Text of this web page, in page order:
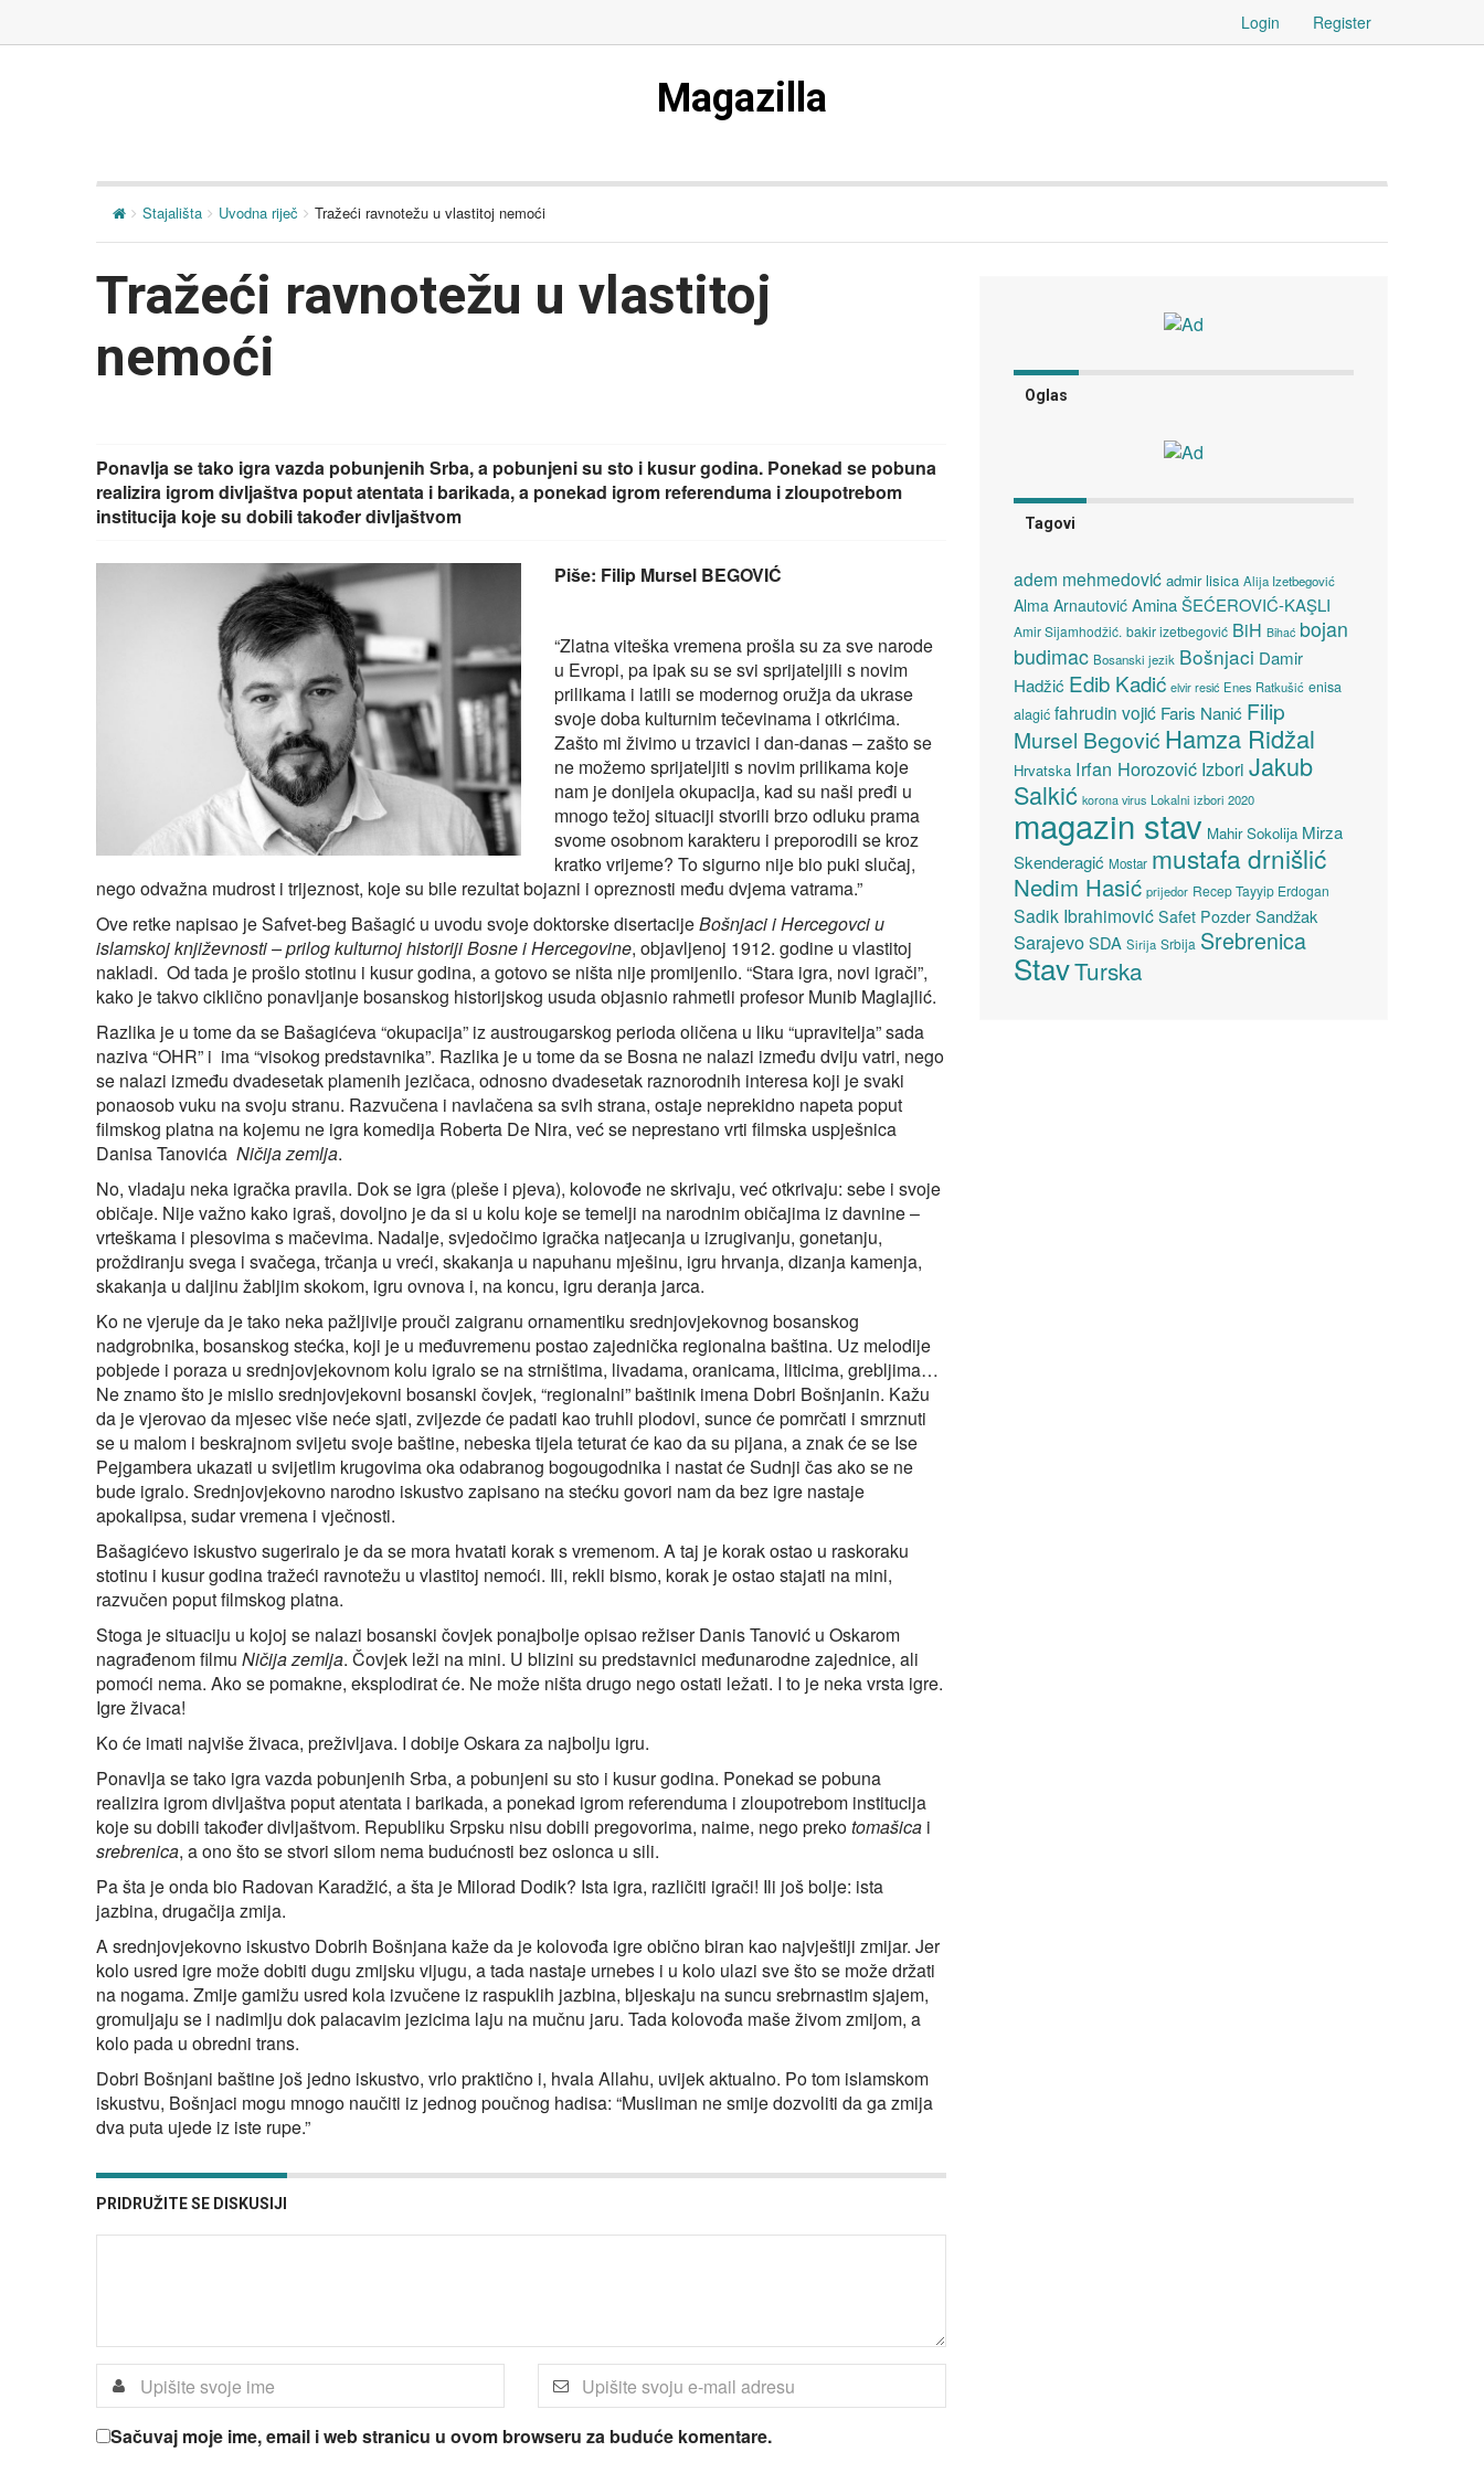
Login Register
Magazilla
Stajališta Uvodna riječ Tražeći ravnotežu u vlastitoj nemoći
Tražeći ravnotežu u vlastitoj
nemoći
Ponavlja se tako igra vazda pobunjenih Srba, a pobunjeni su sto i kusur godina. Ponekad se pobuna
realizira igrom divljaštva poput atentata i barikada, a ponekad igrom referenduma i zloupotrebom
institucija koje su dobili također divljaštvom
Piše: Filip Mursel BEGOVIĆ
“Zlatna viteška vremena prošla su za sve narode
u Evropi, pa ipak su se svi sprijateljili s novim
prilikama i latili se modernog oružja da ukrase
svoje doba kulturnim tečevinama i otkrićima.
Zašto mi živimo u trzavici i dan-danas – zašto se
ne možemo sprijateljiti s novim prilikama koje
nam je donijela okupacija, kad su naši pređi u
mnogo težoj situaciji stvorili brzo odluku prama
svome osobnom karakteru i preporodili se kroz
kratko vrijeme? To sigurno nije bio puki slučaj,
nego odvažna mudrost i trijeznost, koje su bile rezultat bojazni i opreznosti među dvjema vatrama.”
Ove retke napisao je Safvet-beg Bašagić u uvodu svoje doktorske disertacijeBošnjaci i Hercegovci u
islamskoj književnosti – prilog kulturnoj historiji Bosne i Hercegovine, objavljenoj 1912. godine u vlastitoj
nakladi. Od tada je prošlo stotinu i kusur godina, a gotovo se ništa nije promijenilo. “Stara igra, novi igrači”,
kako je takvo ciklično ponavljanje bosanskog historijskog usuda objasnio rahmetli profesor Munib Maglajlić.
Razlika je u tome da se Bašagićeva “okupacija” iz austrougarskog perioda oličena u liku “upravitelja” sada
naziva “OHR” i ima “visokog predstavnika”. Razlika je u tome da se Bosna ne nalazi između dviju vatri, nego
se nalazi između dvadesetak plamenih jezičaca, odnosno dvadesetak raznorodnih interesa koji je svaki
ponaosob vuku na svoju stranu. Razvučena i navlačena sa svih strana, ostaje neprekidno napeta poput
filmskog platna na kojemu ne igra komedija Roberta De Nira, već se neprestano vrti filmska uspješnica
Danisa Tanovića Ničija zemlja.
No, vladaju neka igračka pravila. Dok se igra (pleše i pjeva), kolovođe ne skrivaju, već otkrivaju: sebe i svoje
običaje. Nije važno kako igraš, dovoljno je da si u kolu koje se temelji na narodnim običajima iz davnine –
vrteškama i plesovima s mačevima. Nadalje, svjedočimo igračka natjecanja u izrugivanju, gonetanju,
proždiranju svega i svačega, trčanja u vreći, skakanja u napuhanu mješinu, igru hrvanja, dizanja kamenja,
skakanja u daljinu žabljim skokom, igru ovnova i, na koncu, igru deranja jarca.
Ko ne vjeruje da je tako neka pažljivije prouči zaigranu ornamentiku srednjovjekovnog bosanskog
nadgrobnika, bosanskog stećka, koji je u međuvremenu postao zajednička regionalna baština. Uz melodije
pobjede i poraza u srednjovjekovnom kolu igralo se na strništima, livadama, oranicama, liticima, grebljima…
Ne znamo što je mislio srednjovjekovni bosanski čovjek, “regionalni” baštinik imena Dobri Bošnjanin. Kažu
da je vjerovao da mjesec više neće sjati, zvijezde će padati kao truhli plodovi, sunce će pomrčati i smrznuti
se u malom i beskrajnom svijetu svoje baštine, nebeska tijela teturat će kao da su pijana, a znak će se Ise
Pejgambera ukazati u svijetlim krugovima oka odabranog bogougodnika i nastat će Sudnji čas ako se ne
bude igralo. Srednjovjekovno narodno iskustvo zapisano na stećku govori nam da bez igre nastaje
apokalipsa, sudar vremena i vječnosti.
Bašagićevo iskustvo sugeriralo je da se mora hvatati korak s vremenom. A taj je korak ostao u raskoraku
stotinu i kusur godina tražeći ravnotežu u vlastitoj nemoći. Ili, rekli bismo, korak je ostao stajati na mini,
razvučen poput filmskog platna.
Stoga je situaciju u kojoj se nalazi bosanski čovjek ponajbolje opisao režiser Danis Tanović u Oskarom
nagrađenom filmu Ničija zemlja. Čovjek leži na mini. U blizini su predstavnici međunarodne zajednice, ali
pomoći nema. Ako se pomakne, eksplodirat će. Ne može ništa drugo nego ostati ležati. I to je neka vrsta igre.
Igre živaca!
Ko će imati najviše živaca, preživljava. I dobije Oskara za najbolju igru.
Ponavlja se tako igra vazda pobunjenih Srba, a pobunjeni su sto i kusur godina. Ponekad se pobuna
realizira igrom divljaštva poput atentata i barikada, a ponekad igrom referenduma i zloupotrebom institucija
koje su dobili također divljaštvom. Republiku Srpsku nisu dobili pregovorima, naime, nego prekotomašica i
srebrenica, a ono što se stvori silom nema budućnosti bez oslonca u sili.
Pa šta je onda bio Radovan Karadžić, a šta je Milorad Dodik? Ista igra, različiti igrači! Ili još bolje: ista
jazbina, drugačija zmija.
A srednjovjekovno iskustvo Dobrih Bošnjana kaže da je kolovođa igre obično biran kao najvještiji zmijar. Jer
kolo usred igre može dobiti dugu zmijsku vijugu, a tada nastaje urnebes i u kolo ulazi sve što se može držati
na nogama. Zmije gamižu usred kola izvučene iz raspuklih jazbina, bljeskaju na suncu srebrnastim sjajem,
gromuljaju se i nadimlju dok palacavim jezicima laju na mučnu jaru. Tada kolovođa maše živom zmijom, a
kolo pada u obredni trans.
Dobri Bošnjani baštine još jedno iskustvo, vrlo praktično i, hvala Allahu, uvijek aktualno. Po tom islamskom
iskustvu, Bošnjaci mogu mnogo naučiti iz jednog poučnog hadisa: “Musliman ne smije dozvoliti da ga zmija
dva puta ujede iz iste rupe.”
PRIDRUŽITE SE DISKUSIJI
Sačuvaj moje ime, email i web stranicu u ovom browseru za buduće komentare.
Oglas
Tagovi
adem mehmedović admir lisica Alija Izetbegović
Alma Arnautović Amina ŠEĆEROVIĆ-KAŞLI
Amir Sijamhodžić. bakir izetbegović BiH Bihać bojan
budimac Bosanski jezik Bošnjaci Damir
Hadžić Edib Kadić elvir resić Enes Ratkušić enisa
alagić fahrudin vojić Faris Nanić Filip
Mursel Begović Hamza Ridžal
Hrvatska Irfan Horozović Izbori Jakub
Salkić korona virus Lokalni izbori 2020
magazin stav Mahir Sokolija Mirza
Skenderagić Mostar mustafa drnišlić
Nedim Hasić prijedor Recep Tayyip Erdogan
Sadik Ibrahimović Safet Pozder Sandžak
SarajevoSDA Sirija Srbija Srebrenica
StavTurska